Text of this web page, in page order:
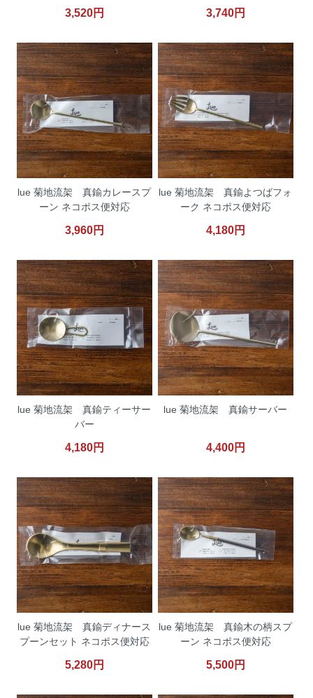
3,520円 3,740円
lue 菊地流架 真鍮カレースプ
ーン ネコポス便対応
3,960円
lue 菊地流架 真鍮よつばフォ
ーク ネコポス便対応
4,180円
lue 菊地流架 真鍮ティーサー
バー
4,180円
lue 菊地流架 真鍮サーバー
4,400円
lue 菊地流架 真鍮ディナース
プーンセット ネコポス便対応
5,280円
lue 菊地流架 真鍮木の柄スプ
ーン ネコポス便対応
5,500円